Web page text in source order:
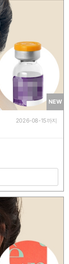
NEW
2026-08-15까지